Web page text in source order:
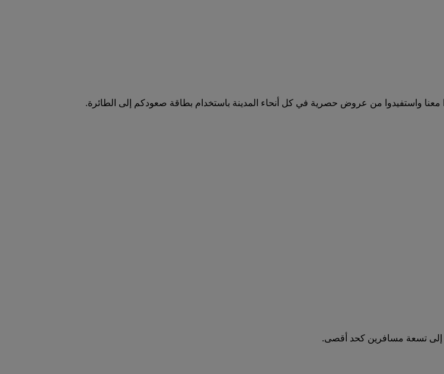
معنا واستفيدوا من عروض حصرية في كل أنحاء المدينة باستخدام بطاقة صعودكم إلى الطائرة.
إلى تسعة مسافرين كحد أقصى.